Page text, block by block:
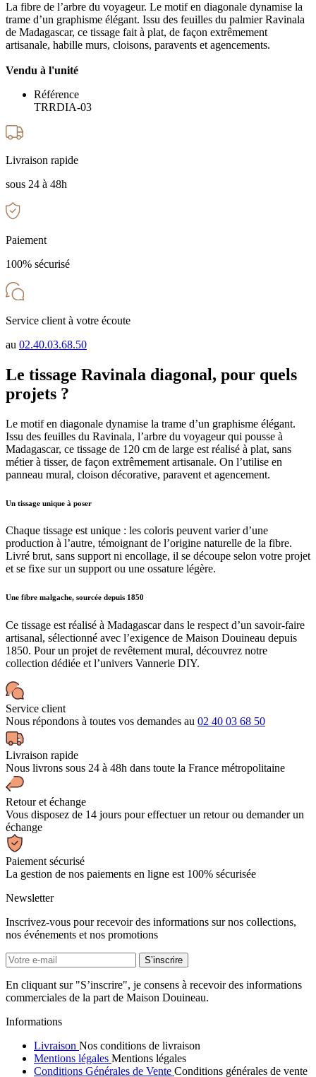
La fibre de l’arbre du voyageur. Le motif en diagonale dynamise la
trame d’un graphisme élégant. Issu des feuilles du palmier Ravinala
de Madagascar, ce tissage fait à plat, de façon extrêmement
artisanale, habille murs, cloisons, paravents et agencements.
Vendu à l'unité
Référence
TRRDIA-03
Livraison rapide
sous 24 à 48h
Paiement
100% sécurisé
Service client à votre écoute
au 02.40.03.68.50
Le tissage Ravinala diagonal, pour quels
projets ?
Le motif en diagonale dynamise la trame d’un graphisme élégant.
Issu des feuilles du Ravinala, l’arbre du voyageur qui pousse à
Madagascar, ce tissage de 120 cm de large est réalisé à plat, sans
métier à tisser, de façon extrêmement artisanale. On l’utilise en
panneau mural, cloison décorative, paravent et agencement.
Un tissage unique à poser
Chaque tissage est unique : les coloris peuvent varier d’une
production à l’autre, témoignant de l’origine naturelle de la fibre.
Livré brut, sans support ni encollage, il se découpe selon votre projet
et se fixe sur un support ou une ossature légère.
Une fibre malgache, sourcée depuis 1850
Ce tissage est réalisé à Madagascar dans le respect d’un savoir-faire
artisanal, sélectionné avec l’exigence de Maison Douineau depuis
1850. Pour un projet de revêtement mural, découvrez notre
collection dédiée et l’univers Vannerie DIY.
Service client
Nous répondons à toutes vos demandes au 02 40 03 68 50
Livraison rapide
Nous livrons sous 24 à 48h dans toute la France métropolitaine
Retour et échange
Vous disposez de 14 jours pour effectuer un retour ou demander un
échange
Paiement sécurisé
La gestion de nos paiements en ligne est 100% sécurisée
Newsletter
Inscrivez-vous pour recevoir des informations sur nos collections,
nos événements et nos promotions
En cliquant sur "S’inscrire", je consens à recevoir des informations
commerciales de la part de Maison Douineau.
Informations
Livraison Nos conditions de livraison
Mentions légales Mentions légales
Conditions Générales de Vente Conditions générales de vente